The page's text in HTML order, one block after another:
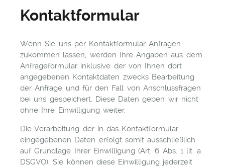
Kontaktformular
Wenn Sie uns per Kontaktformular Anfragen
zukommen lassen, werden Ihre Angaben aus dem
Anfrageformular inklusive der von Ihnen dort
angegebenen Kontaktdaten zwecks Bearbeitung
der Anfrage und für den Fall von Anschlussfragen
bei uns gespeichert. Diese Daten geben wir nicht
ohne Ihre Einwilligung weiter.
Die Verarbeitung der in das Kontaktformular
eingegebenen Daten erfolgt somit ausschließlich
auf Grundlage Ihrer Einwilligung (Art. 6 Abs. 1 lit. a
DSGVO). Sie können diese Einwilligung jederzeit